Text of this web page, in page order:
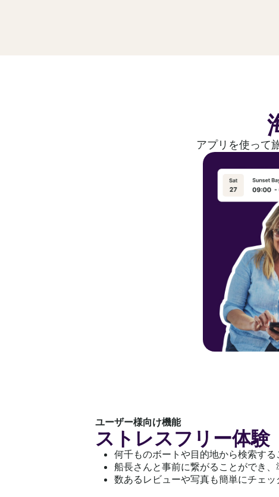
アプリを使って
ユーザー様向け機能
ストレスフリー体験
何千ものボートや目的地から検索す
船長さんと事前に繋がることができ、
数あるレビューや写真も簡単にチェッ